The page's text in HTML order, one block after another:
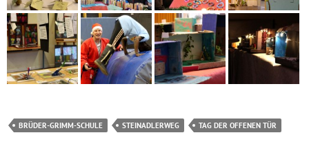
BRÜDER-GRIMM-SCHULE STEINADLERWEG TAG DER OFFENEN TÜR